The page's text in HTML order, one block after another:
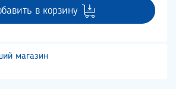
в корзину
магазин